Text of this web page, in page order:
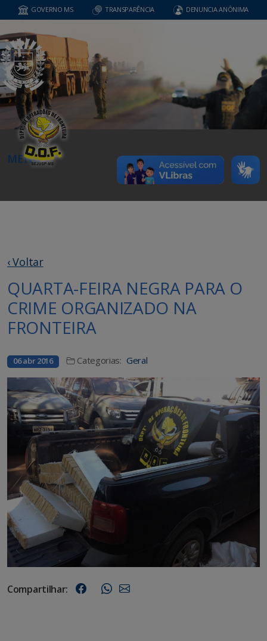
GOVERNO MS TRANSPARÊNCIA DENUNCIA ANÔNIMA
MENU
‹ Voltar
QUARTA-FEIRA NEGRA PARA O
CRIME ORGANIZADO NA
FRONTEIRA
06 abr 2016 Categorias: Geral
Compartilhar: